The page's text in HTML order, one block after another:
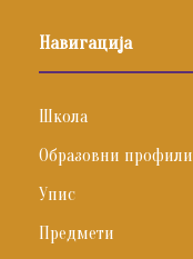
Навигација
Школа
Образовни профили
Упис
Предмети